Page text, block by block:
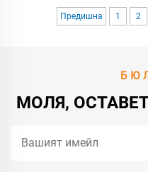
инфрачервени сензора,
система за контрол на
Предишна 1 2
МОЛЯ,